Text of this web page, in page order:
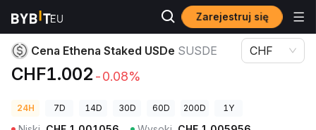
Zarejestruj się
Ceny kryptowalut Cena Ethena Staked USDe SUSDE
Cena Ethena Staked USDe SUSDE
CHF1.002 -0.08%
CHF
24H 7D 14D 30D 60D 200D 1Y